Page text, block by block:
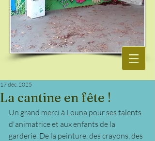
La cantine en fête !
17 déc. 2025
Un grand merci à Louna pour ses talents
d'animatrice et aux enfants de la
garderie. De la peinture, des crayons, des